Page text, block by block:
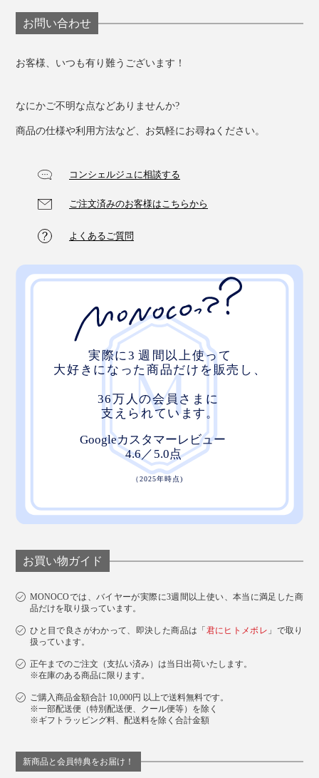
お問い合わせ
お客様、いつも有り難うございます！
なにかご不明な点などありませんか?
商品の仕様や利用方法など、お気軽にお尋ねください。
コンシェルジュに相談する
ご注文済みのお客様はこちらから
よくあるご質問
お買い物ガイド
MONOCOでは、バイヤーが実際に3週間以上使い、本当に満足した商
品だけを取り扱っています。
ひと目で良さがわかって、即決した商品は「 君にヒトメボレ 」で取り
扱っています。
正午までのご注文（支払い済み）は当日出荷いたします。
※在庫のある商品に限ります。
ご購入商品金額合計 10,000円 以上で送料無料です。
※一部配送便（特別配送便、クール便等）を除く
※ギフトラッピング料、配送料を除く合計金額
新商品と会員特典をお届け！